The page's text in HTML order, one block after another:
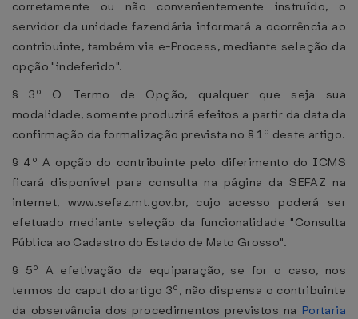
corretamente ou não convenientemente instruído, o
servidor da unidade fazendária informará a ocorrência ao
contribuinte, também via e-Process, mediante seleção da
opção "indeferido".
§ 3º O Termo de Opção, qualquer que seja sua
modalidade, somente produzirá efeitos a partir da data da
confirmação da formalização prevista no § 1º deste artigo.
§ 4º A opção do contribuinte pelo diferimento do ICMS
ficará disponível para consulta na página da SEFAZ na
internet, www.sefaz.mt.gov.br, cujo acesso poderá ser
efetuado mediante seleção da funcionalidade "Consulta
Pública ao Cadastro do Estado de Mato Grosso".
§ 5º A efetivação da equiparação, se for o caso, nos
termos do caput do artigo 3º, não dispensa o contribuinte
da observância dos procedimentos previstos na Portaria